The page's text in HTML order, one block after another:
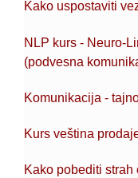
Kako uspostaviti
NLP kurs - Neuro-
(podvesna
Komunikacija -
Kurs veština
Kako pobediti